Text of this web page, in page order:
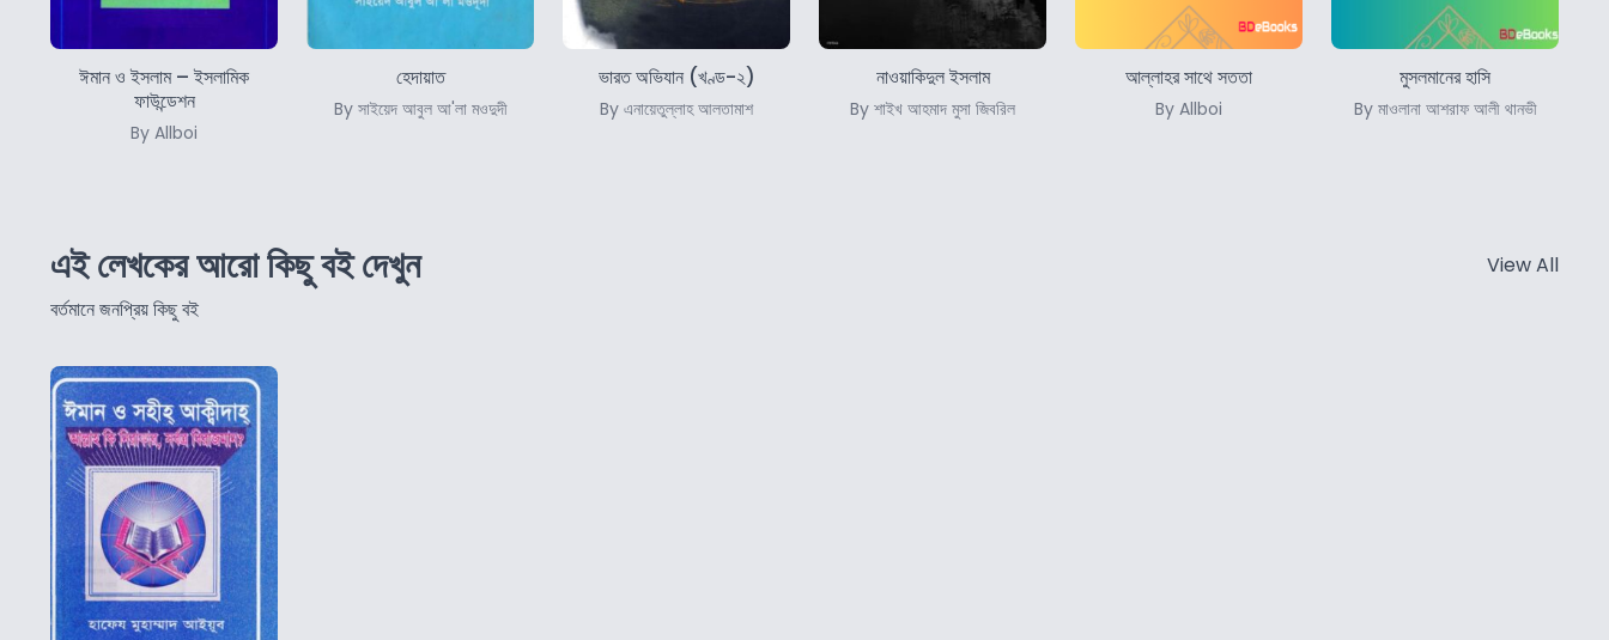
ঈমান ও ইসলাম – ইসলামিক
ফাউন্ডেশন
By Allboi
হেদায়াত
By সাইয়েদ আবুল আ'লা মওদুদী
ভারত অভিযান (খণ্ড-২)
By এনায়েতুল্লাহ আলতামাশ
নাওয়াকিদুল ইসলাম
By শাইখ আহমাদ মুসা জিবরিল
আল্লাহর সাথে সততা
By Allboi
মুসলমানের হাসি
By মাওলানা আশরাফ আলী থানভী
এই লেখকের আরো কিছু বই দেখুন
বর্তমানে জনপ্রিয় কিছু বই
View All